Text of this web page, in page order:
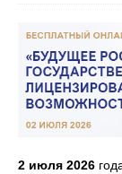
2 июля 2026